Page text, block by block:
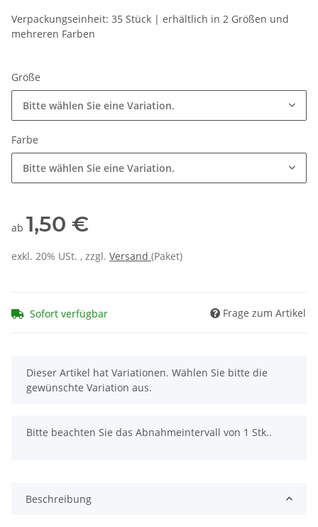
Verpackungseinheit: 35 Stück | erhältlich in 2 Größen und
mehreren Farben
Größe
Bitte wählen Sie eine Variation.
Farbe
Bitte wählen Sie eine Variation.
ab 1,50 €
exkl. 20% USt. , zzgl. Versand (Paket)
Sofort verfügbar Frage zum Artikel
x
Dieser Artikel hat Variationen. Wählen Sie bitte die
gewünschte Variation aus.
x
Bitte beachten Sie das Abnahmeintervall von 1 Stk..
Beschreibung